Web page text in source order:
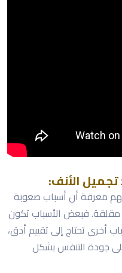
الأنف:
معرفة أن أسباب صعوبة
مقلقة. فبعض الأسباب تكون
أخرى تحتاج إلى تقييم أدق،
جودة التنفس بشكل